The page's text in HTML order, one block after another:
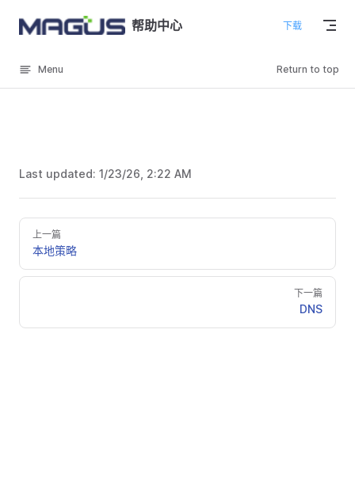
Skip to content 帮助中心 下载
Menu Return to top
Last updated: 1/23/26, 2:22 AM
上一篇
本地策略
下一篇
DNS